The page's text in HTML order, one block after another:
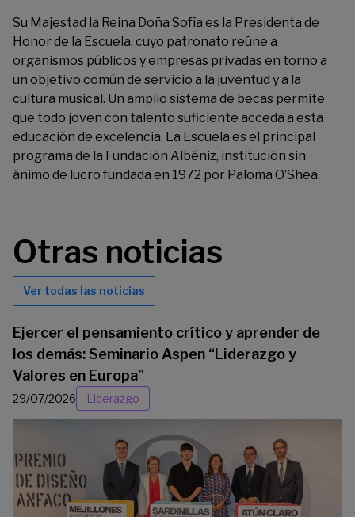
Su Majestad la Reina Doña Sofía es la Presidenta de
Honor de la Escuela, cuyo patronato reúne a
organismos públicos y empresas privadas en torno a
un objetivo común de servicio a la juventud y a la
cultura musical. Un amplio sistema de becas permite
que todo joven con talento suficiente acceda a esta
educación de excelencia. La Escuela es el principal
programa de la Fundación Albéniz, institución sin
ánimo de lucro fundada en 1972 por Paloma O’Shea.
Otras noticias
Ver todas las noticias
Ejercer el pensamiento crítico y aprender de
los demás: Seminario Aspen “Liderazgo y
Valores en Europa”
29/07/2026 Liderazgo